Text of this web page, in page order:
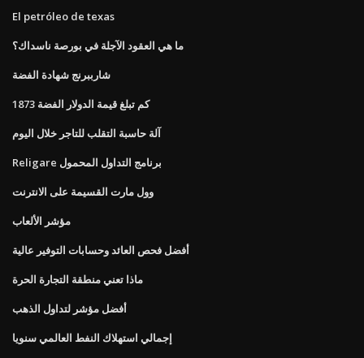
El petróleo de texas
ما هي العقود الآجلة في بورصة ناسداك؟
شارببرنج شهادة الفضة
كم تبلغ قيمة الدولار الفضة 1873
آلة حاسبة التقلب للتاجر خلال اليوم
Religare برنامج التداول المحمول
وول مارت القسيمة على الانترنت
مؤشر الألعاب
أفضل فحص العائد وحسابات التوفير عالية
ماذا تعني منطقة التجارة الحرة
أفضل مؤشر لتداول الذهب
إجمالي استهلاك النفط العالمي سنويا